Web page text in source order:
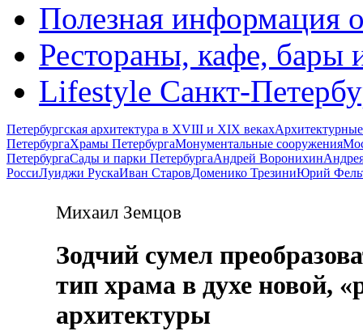
Полезная информация
Рестораны, кафе, бары
Lifestyle Санкт-
Петербургская архитектура в XVIII и XIX веках
ПетербургаХрамы ПетербургаМонументальные сооружения
ПетербургаСады и парки ПетербургаАндрей Воронихин
РоссиЛуиджи РускаИван СтаровДоменико ТрезиниЮрий
Михаил Земцов
Зодчий сумел
тип храма в духе новой,
архитектуры